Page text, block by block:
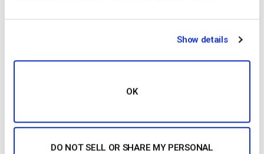
Show details
OK
DO NOT SELL OR SHARE MY PERSONAL
Prós, contras e como funciona
August 5, 2026